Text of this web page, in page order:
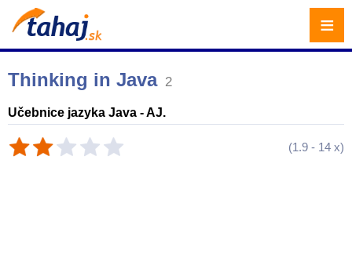
Thinking in Java 2
Učebnice jazyka Java - AJ.
(1.9 - 14 x)
≡